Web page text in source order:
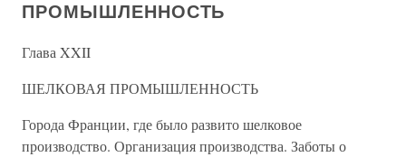
ПРОМЫШЛЕННОСТЬ
Глава XXII
ШЕЛКОВАЯ ПРОМЫШЛЕННОСТЬ
Города Франции, где было развито шелковое
производство. Организация производства. Заботы о